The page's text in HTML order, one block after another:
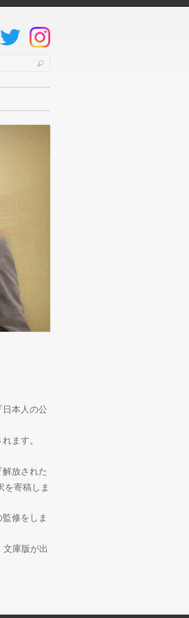
本人の公
ます。
放された
を寄稿しま
修をしま
文庫版が出